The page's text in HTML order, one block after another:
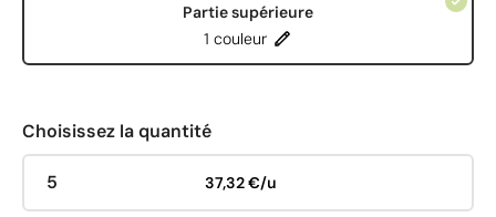
Partie supérieure
1 couleur
Choisissez la quantité
5 37,32 €/u